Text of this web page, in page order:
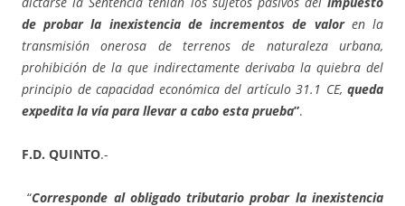
de probar la inexistencia de incrementos de valoren la
transmisión onerosa de terrenos de naturaleza urbana,
prohibición de la que indirectamente derivaba la quiebra del
principio de capacidad económica del artículo 31.1 CE, queda
expedita la vía para llevar a cabo esta prueba”.
F.D. QUINTO.-
“Corresponde al obligado tributario probar la inexistencia